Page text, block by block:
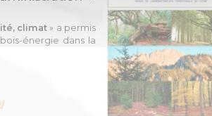
climat » a permis
énergie dans la